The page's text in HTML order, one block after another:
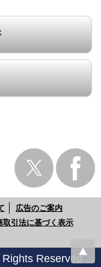
広告のご案内
取引法に基づく表示
Reserved